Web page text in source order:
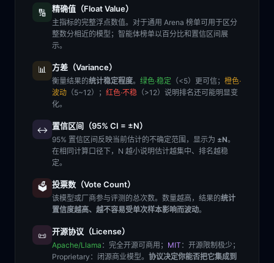
🔢 精确值（Float Value）
主指标的完整浮点数值。对于通用 Arena 榜单可用于区分
整数分相近的模型；智能体榜单以百分比和置信区间展
示。
📊 方差（Variance）
衡量结果的统计稳定程度。 绿色·稳定 （<5）更可信； 橙色·
波动 （5~12）； 红色·不稳 （>12）说明排名还可能明显变
化。
↔️ 置信区间（95% CI = ±N）
95% 置信区间反映当前估计的不确定范围，显示为 ±N。
在相同计算口径下，N 越小说明估计越集中、排名越稳
定。
🗳️ 投票数（Vote Count）
该模型或厂商参与评测的总次数。数量越高，结果的统计
置信度越高、越不容易受单次样本影响而波动。
📜 开源协议（License）
Apache/Llama ：完全开源可商用； MIT ：开源限制极少；
Proprietary ：闭源商业模型。 协议决定你能否把它集成到